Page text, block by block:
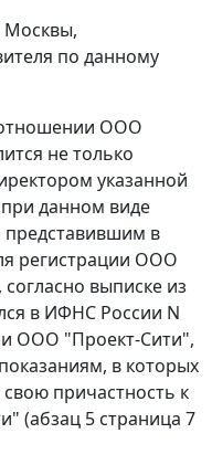
Москвы,
по данному
ООО
не только
указанной
данном виде
представившим в
регистрации ООО
выписке из
в ИФНС России N
ООО "Проект-Сити",
в которых
причастность к
(абзац 5 страница 7